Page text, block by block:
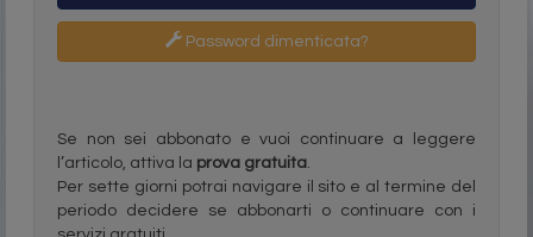
Password dimenticata?
Se non sei abbonato e vuoi continuare a leggere
l’articolo, attiva la prova gratuita.
Per sette giorni potrai navigare il sito e al termine del
periodo decidere se abbonarti o continuare con i